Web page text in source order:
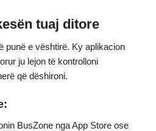
tuaj ditore
punë e vështirë. Ky aplikacion
ju lejon të kontrolloni
që dëshironi.
BusZone nga App Store ose